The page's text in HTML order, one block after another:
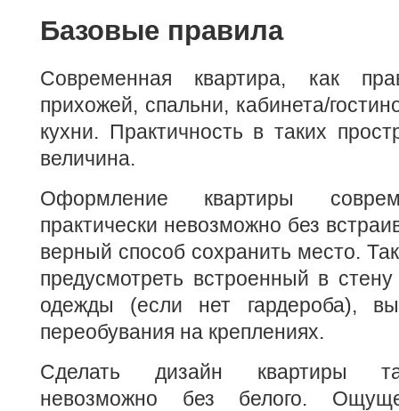
Базовые правила
Современная квартира, как
прихожей, спальни, кабинета/
кухни. Практичность в таких
величина.
Оформление квартиры
практически невозможно без
верный способ сохранить место.
предусмотреть встроенный в
одежды (если нет гардероба),
переобувания на креплениях.
Сделать дизайн квартиры
невозможно без белого.